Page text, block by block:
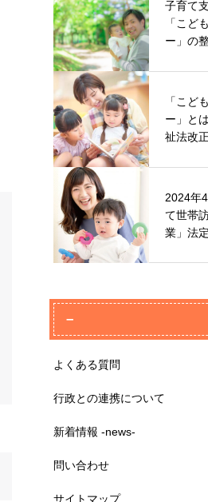
子育て
「こど
ー」の
「こど
ー」と
祉法改
2024年
て世帯
業」法
–
よくある質問
行政との連携について
新着情報 -news-
問い合わせ
サイトマップ